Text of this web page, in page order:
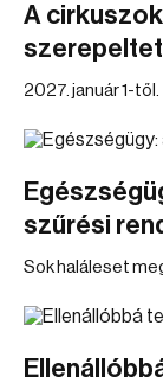
A
2027. január 1-től.
szűrési
Sok haláleset